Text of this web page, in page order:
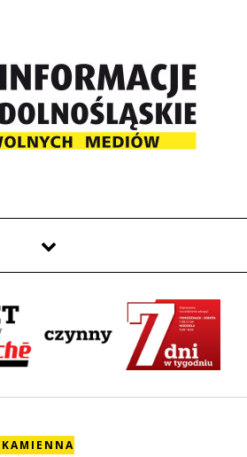
KAMIENNA